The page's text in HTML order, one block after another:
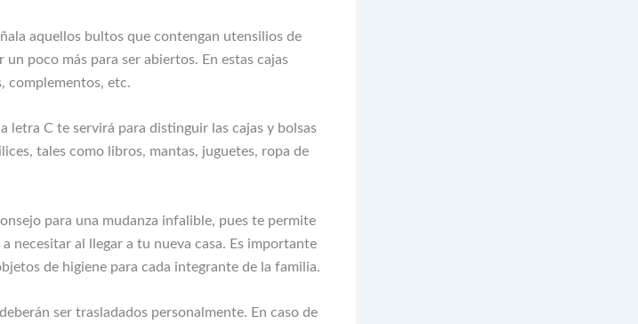
aquellos bultos que contengan utensilios de
poco más para ser abiertos. En estas cajas
complementos, etc.
letra C te servirá para distinguir las cajas y bolsas
tales como libros, mantas, juguetes, ropa de
para una mudanza infalible, pues te permite
necesitar al llegar a tu nueva casa. Es importante
de higiene para cada integrante de la familia.
deberán ser trasladados personalmente. En caso de